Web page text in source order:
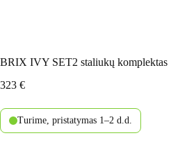
BRIX IVY SET2 staliukų komplektas
323 €
Turime, pristatymas 1–2 d.d.